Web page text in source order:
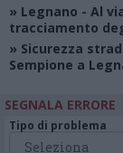
» Legnano - Al
tracciamento
» Sicurezza
Sempione a
SEGNALA ERRORE
Tipo di problema